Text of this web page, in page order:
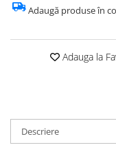
Adaugă produse în
Adauga la
Descriere